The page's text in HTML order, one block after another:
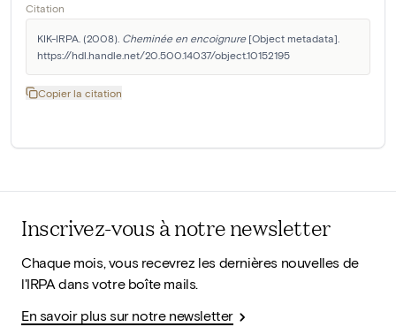
Citation
KIK-IRPA. (2008). Cheminée en encoignure [Object metadata].
https://hdl.handle.net/20.500.14037/object.10152195
Copier la citation
Inscrivez-vous à notre newsletter
Chaque mois, vous recevrez les dernières nouvelles de
l'IRPA dans votre boîte mails.
En savoir plus sur notre newsletter